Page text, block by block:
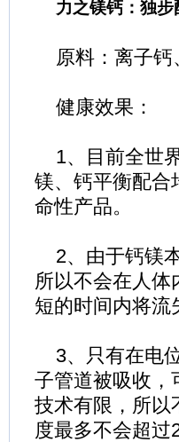
力之镁钙：独
原料：离子钙
健康效果：
1、目前全世
镁、钙平衡配合
命性产品。
2、由于钙镁
所以不会在人
短的时间内将流
3、只有在电
子管道被吸收，
技术有限，所以
度最多不会超过